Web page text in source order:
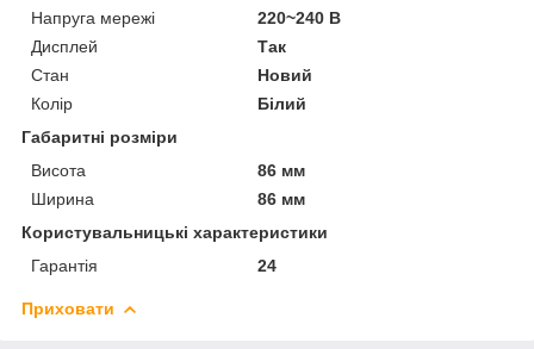
Напруга мережі
220~240 В
Дисплей
Так
Стан
Новий
Колір
Білий
Габаритні розміри
Висота
86 мм
Ширина
86 мм
Користувальницькі характеристики
Гарантія
24
Приховати